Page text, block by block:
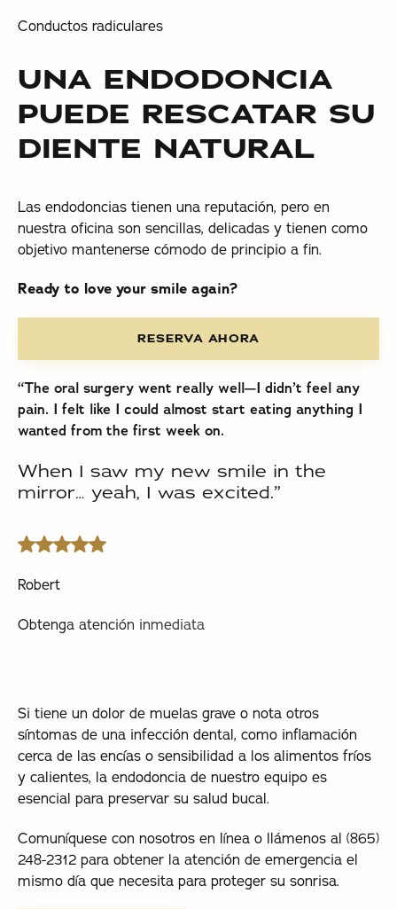
Conductos radiculares
UNA ENDODONCIA
PUEDE RESCATAR SU
DIENTE NATURAL
Las endodoncias tienen una reputación, pero en
nuestra oficina son sencillas, delicadas y tienen como
objetivo mantenerse cómodo de principio a fin.
Ready to love your smile again?
RESERVA AHORA
“The oral surgery went really well—I didn’t feel any
pain. I felt like I could almost start eating anything I
wanted from the first week on.
When I saw my new smile in the
mirror… yeah, I was excited.”
Robert
Obtenga atención inmediata
Si tiene un dolor de muelas grave o nota otros
síntomas de una infección dental, como inflamación
cerca de las encías o sensibilidad a los alimentos fríos
y calientes, la endodoncia de nuestro equipo es
esencial para preservar su salud bucal.
Comuníquese con nosotros en línea o llámenos al (865)
248-2312 para obtener la atención de emergencia el
mismo día que necesita para proteger su sonrisa.